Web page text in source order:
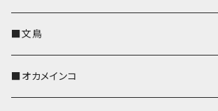
キーカバー
キーホルダー
■文鳥
キーカバー
■オカメインコ